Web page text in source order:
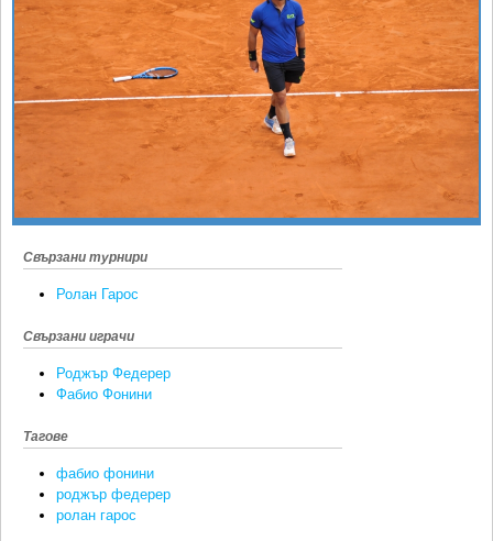
SOFIA OPEN
КЛУБОВЕ
БЛОГ
ЖЪЛТО
Ретро
Спорт&Фитнес
Други
Свързани турнири
Ролан Гарос
Свързани играчи
Роджър Федерер
Фабио Фонини
Тагове
фабио фонини
роджър федерер
ролан гарос